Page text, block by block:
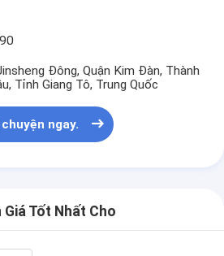
Đông, Quận Kim Đàn, Thành
Tỉnh Giang Tô, Trung Quốc
ngay.
Giá Tốt Nhất Cho